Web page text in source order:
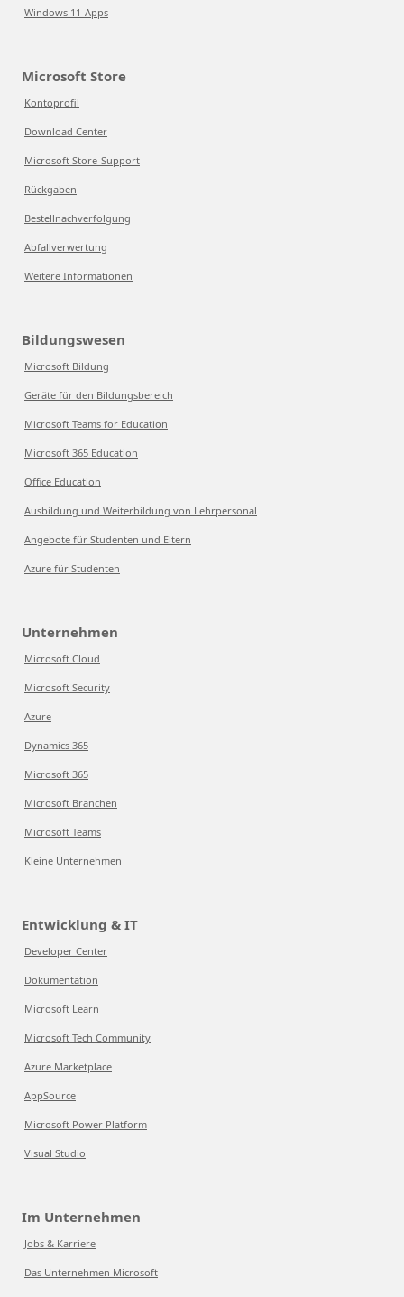
Windows 11-Apps
Microsoft Store
Kontoprofil
Download Center
Microsoft Store-Support
Rückgaben
Bestellnachverfolgung
Abfallverwertung
Weitere Informationen
Bildungswesen
Microsoft Bildung
Geräte für den Bildungsbereich
Microsoft Teams for Education
Microsoft 365 Education
Office Education
Ausbildung und Weiterbildung von Lehrpersonal
Angebote für Studenten und Eltern
Azure für Studenten
Unternehmen
Microsoft Cloud
Microsoft Security
Azure
Dynamics 365
Microsoft 365
Microsoft Branchen
Microsoft Teams
Kleine Unternehmen
Entwicklung & IT
Developer Center
Dokumentation
Microsoft Learn
Microsoft Tech Community
Azure Marketplace
AppSource
Microsoft Power Platform
Visual Studio
Im Unternehmen
Jobs & Karriere
Das Unternehmen Microsoft